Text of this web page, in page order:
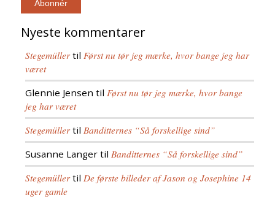
Nyeste kommentarer
Stegemüllertil Først nu tør jeg mærke, hvor bange jeg har
været
Glennie Jensen til Først nu tør jeg mærke, hvor bange
jeg har været
Stegemüllertil Banditternes “Så forskellige sind”
Susanne Langertil Banditternes “Så forskellige sind”
Stegemüllertil De første billeder af Jason og Josephine 14
uger gamle